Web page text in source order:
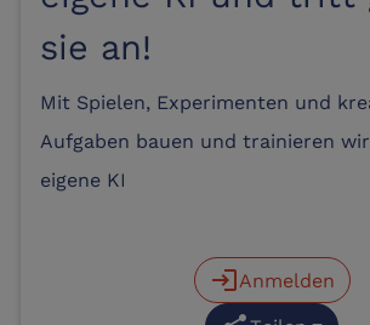
sie an!
Mit Spielen, Experimenten und
Aufgaben bauen und trainieren
eigene KI
loginAnmelden